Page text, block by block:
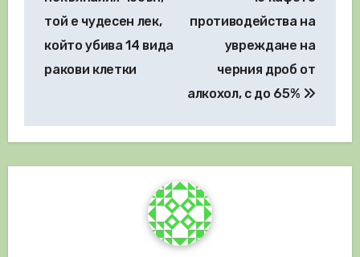
той е чудесен лек,
който убива 14 вида
ракови клетки
противодейства на
увреждане на
черния дроб от
алкохол, с до 65%